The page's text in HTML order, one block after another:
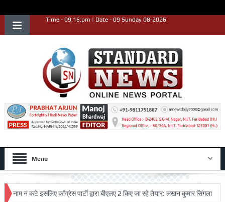
Time - 09:16:pm | Date - 09 Sunday 08-2026
Menu
न कटे इसलिए काँग्रेस पार्टी द्वारा बीएलए 2 किए जा रहे तैयार: लखन कुमार सिंगला